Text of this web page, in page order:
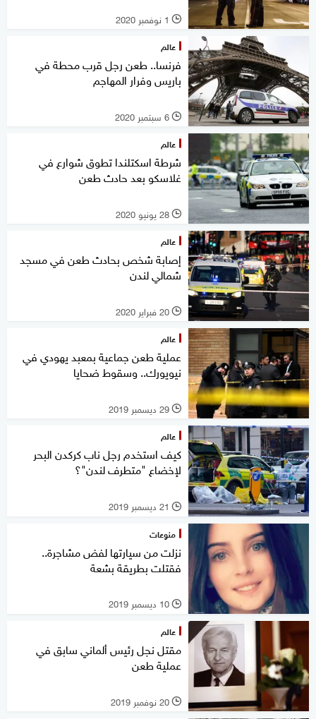
l 1 نوفمبر 2020
عالم
فرنسا.. طعن رجل قرب محطة في
باريس وفرار المهاجم
l 6 سبتمبر 2020
عالم
شرطة اسكتلندا تطوق شوارع في
غلاسكو بعد حادث طعن
l 28 يونيو 2020
عالم
إصابة شخص بحادث طعن في مسجد
شمالي لندن
l 20 فبراير 2020
عالم
عملية طعن جماعية بمعبد يهودي في
نيويورك.. وسقوط ضحايا
l 29 ديسمبر 2019
عالم
كيف استخدم رجل ناب كركدن البحر
لإخضاع "متطرف لندن"؟
l 21 ديسمبر 2019
منوعات
نزلت من سيارتها لفض مشاجرة..
فقتلت بطريقة بشعة
l 10 ديسمبر 2019
عالم
مقتل نجل رئيس ألماني سابق في
عملية طعن
l 20 نوفمبر 2019